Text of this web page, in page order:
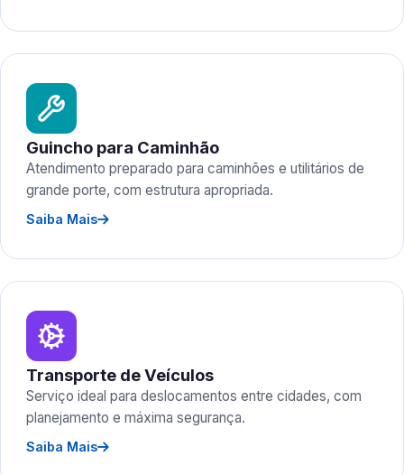
Guincho para Caminhão
Atendimento preparado para caminhões e utilitários de
grande porte, com estrutura apropriada.
Saiba Mais
Transporte de Veículos
Serviço ideal para deslocamentos entre cidades, com
planejamento e máxima segurança.
Saiba Mais